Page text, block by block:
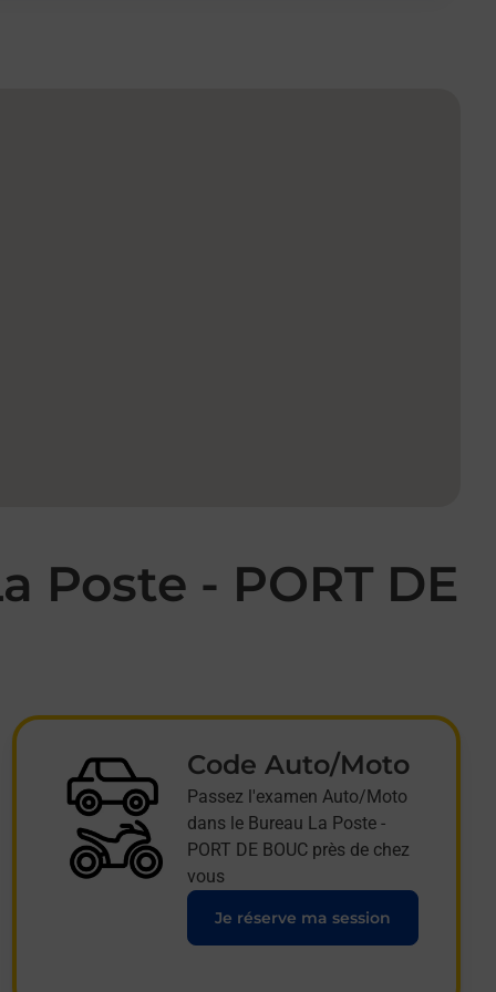
Poste - PORT DE
Code Auto/Moto
Passez l'examen Auto/Moto
dans le Bureau La Poste -
PORT DE BOUC près de chez
vous
Je réserve ma session